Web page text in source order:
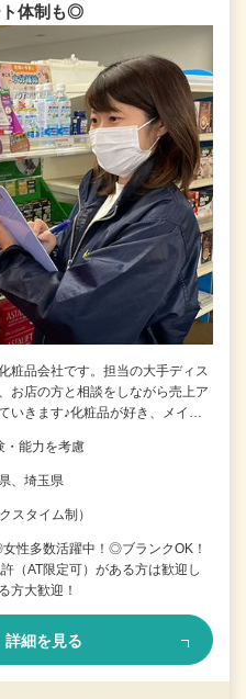
ト体制も◎
粧品会社です。担当の大手ディス
お店の方と相談をしながら売上ア
いきます♪化粧品が好き、メイ…
能力を考慮
、埼玉県
スタイム制）
多数活躍中！◎ブランクOK！
（AT限定可）がある方は歓迎し
大歓迎！
詳細を見る